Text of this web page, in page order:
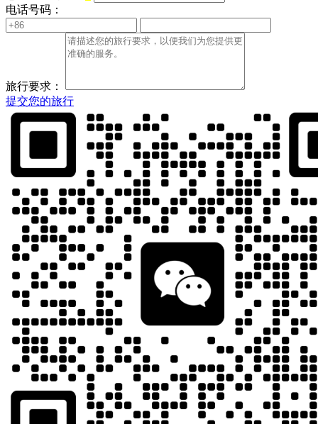
电话号码：
旅行要求：
提交您的旅行